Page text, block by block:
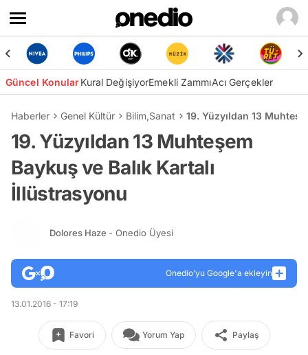
Güncel KonularKural DeğişiyorEmekli ZammıAcı Gerçekler
Haberler Genel Kültür Bilim,Sanat 19. Yüzyıldan 13
19. Yüzyıldan 13 Muhteşem
Baykuş ve Balık Kartalı
İllüstrasyonu
Dolores Haze - Onedio Üyesi
Onedio’yu Google'a ekleyin
13.01.2016 - 17:19
Favori Yorum Yap Paylaş